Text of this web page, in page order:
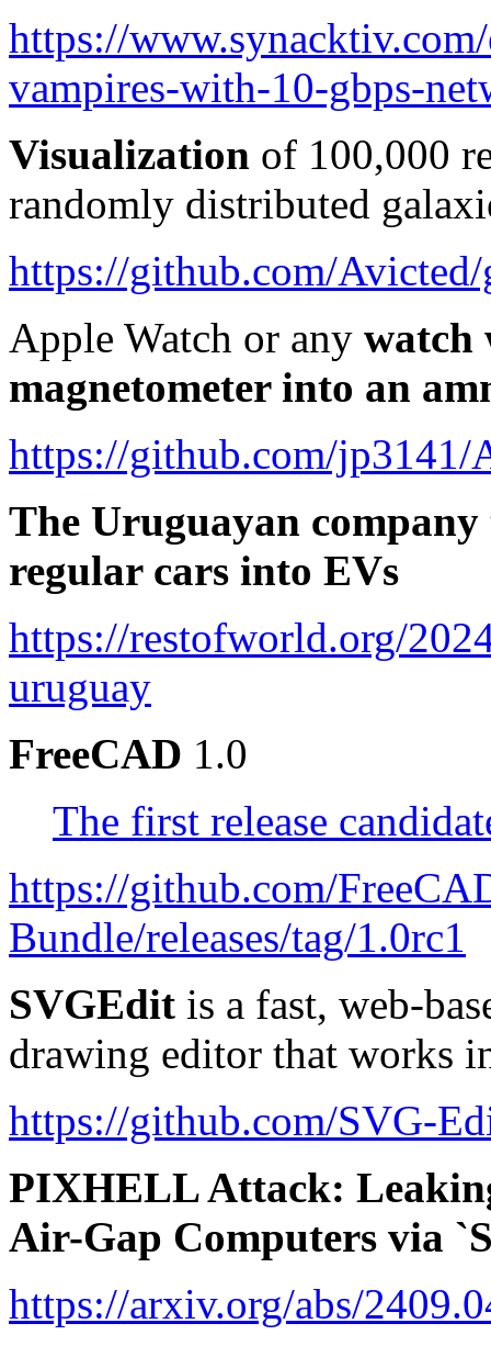
https://
vampires-with-10-gbps-
Visualization of 100,000
randomly distributed
https://github.com/
Apple Watch or any watch
magnetometer into an
https://github.com/jp3141/
The Uruguayan
regular cars into EVs
https://restofworld.org/
uruguay
FreeCAD 1.0
The first release
https://github.com/
Bundle/releases/tag/1.0rc1
SVGEdit is a fast, web-
drawing editor that works
https://github.com/SVG-
PIXHELL Attack:
Air-Gap Computers via
https://arxiv.org/abs/